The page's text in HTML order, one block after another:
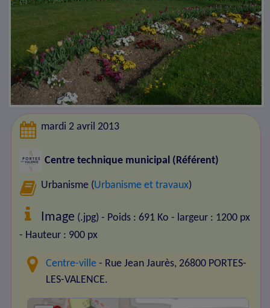
mardi 2 avril 2013
Centre technique municipal (Référent)
Urbanisme (Urbanisme et travaux)
Image (.jpg) - Poids : 691 Ko - largeur : 1200 px
- Hauteur : 900 px
Centre-ville - Rue Jean Jaurès, 26800 PORTES-
LES-VALENCE.